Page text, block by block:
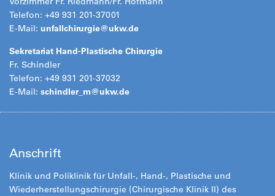
Telefon: +49 931 201-37001
E-Mail: unfallchirurgie@ukw.de
Sekretariat Hand-Plastische Chirurgie
Fr. Schindler
Telefon: +49 931 201-37032
E-Mail: schindler_m@ukw.de
Anschrift
Klinik und Poliklinik für Unfall-, Hand-, Plastische und
Wiederherstellungschirurgie (Chirurgische Klinik II) des